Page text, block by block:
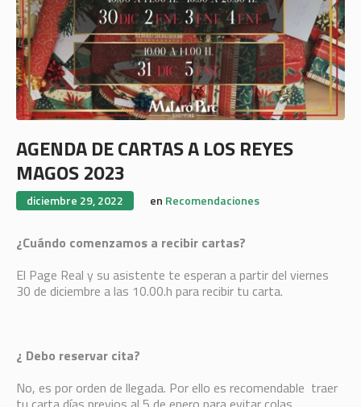
AGENDA DE CARTAS A LOS REYES
MAGOS 2023
diciembre 29, 2022 en Recomendaciones
¿Cuándo comenzamos a recibir cartas?
El Page Real y su asistente te esperan a partir del viernes
30 de diciembre a las 10.00.h para recibir tu carta.
¿ Debo reservar cita?
No, es por orden de llegada. Por ello es recomendable traer